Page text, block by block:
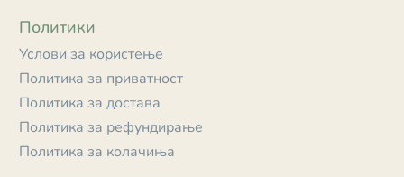
Политики
Услови за користење
Политика за приватност
Политика за достава
Политика за рефундирање
Политика за колачиња